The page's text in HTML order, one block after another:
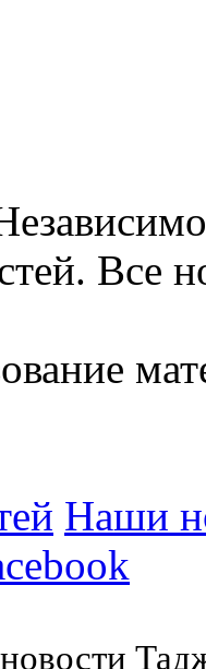
Все
Наши